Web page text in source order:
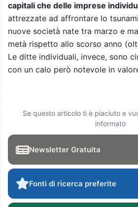
capitali che delle imprese
attrezzate ad affrontare lo
nuove società nate tra marzo e
metà rispetto allo scorso anno
Le ditte individuali, invece, sono
con un calo però notevole in
Se questo articolo ti è piaciuto e
informato
Newsletter Gratuita
Fonti di ricerca preferite